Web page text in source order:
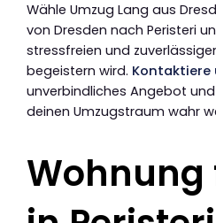
Wähle Umzug Lang aus
von Dresden nach Peristeri
stressfreien und
begeistern wird. Kontaktiere
unverbindliches Angebot
deinen Umzugstraum wahr
Wohnung